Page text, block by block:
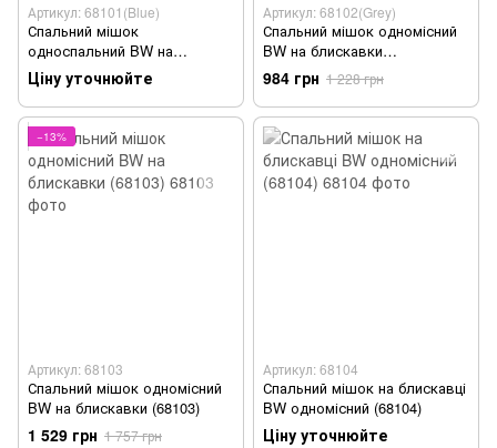
Артикул: 68101(Blue)
Спальний мішок
односпальний BW на
блискавки (68101(Blue))
Ціну уточнюйте
Артикул: 68102(Grey)
Спальний мішок одномісний
BW на блискавки
(68102(Grey))
984 грн 1 228 грн
−13%
Артикул: 68103
Спальний мішок одномісний
BW на блискавки (68103)
1 529 грн 1 757 грн
Артикул: 68104
Спальний мішок на блискавці
BW одномісний (68104)
Ціну уточнюйте